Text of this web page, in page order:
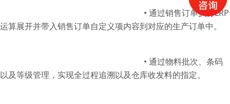
• 通过销售订单执行LRP
运算展开并带入销售订单自定义项内容到对应的生产订单中。
• 通过物料批次、条码
以及等级管理，实现全过程追溯以及仓库收发料的指定。